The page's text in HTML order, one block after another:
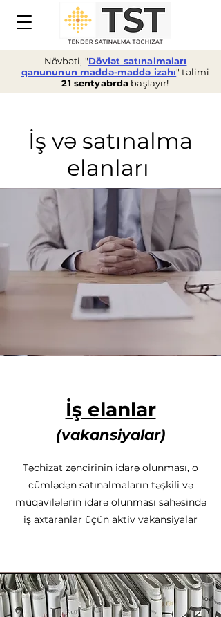
Növbəti, "Dövlət satınalmaları
qanununun maddə-maddə izahı" təlimi
21 sentyabrda başlayır!
İş və satınalma
elanları
İş elanlar
(vakansiyalar)
Təchizat zəncirinin idarə olunması, o
cümlədən satınalmaların təşkili və
müqavilələrin idarə olunması sahəsində
iş axtaranlar üçün aktiv vakansiyalar